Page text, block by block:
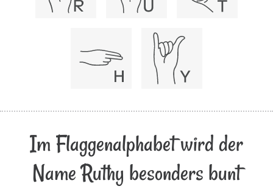
Im Flaggenalphabet wird der
Name Ruthy besonders bunt